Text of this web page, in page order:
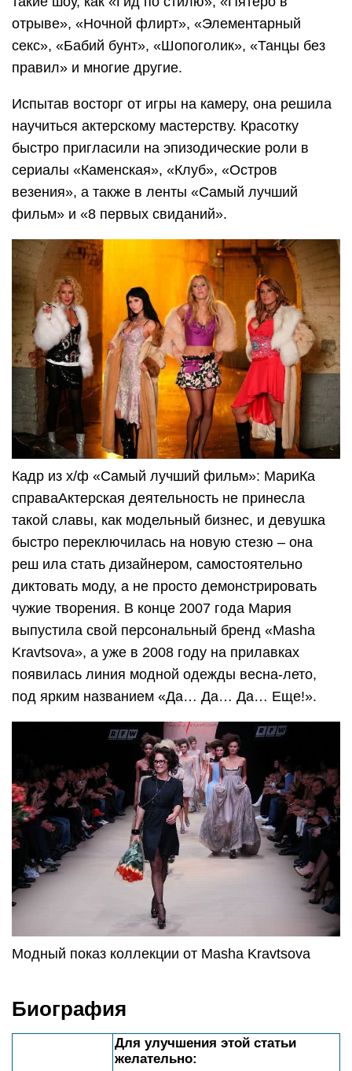
отрыве», «Ночной флирт», «Элементарный
секс», «Бабий бунт», «Шопоголик», «Танцы без
правил» и многие другие.
Испытав восторг от игры на камеру, она решила
научиться актерскому мастерству. Красотку
быстро пригласили на эпизодические роли в
сериалы «Каменская», «Клуб», «Остров
везения», а также в ленты «Самый лучший
фильм» и «8 первых свиданий».
Кадр из х/ф «Самый лучший фильм»: МариКа
справаАктерская деятельность не принесла
такой славы, как модельный бизнес, и девушка
быстро переключилась на новую стезю – она
реш ила стать дизайнером, самостоятельно
диктовать моду, а не просто демонстрировать
чужие творения. В конце 2007 года Мария
выпустила свой персональный бренд «Masha
Kravtsova», а уже в 2008 году на прилавках
появилась линия модной одежды весна-лето,
под ярким названием «Да… Да… Да… Еще!».
Модный показ коллекции от Masha Kravtsova
Биография
Для улучшения этой статьи
желательно: